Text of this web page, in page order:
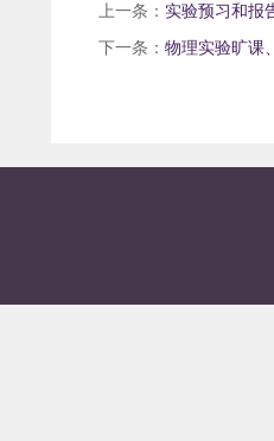
上一条： 实验预习和报
下一条： 物理实验旷课